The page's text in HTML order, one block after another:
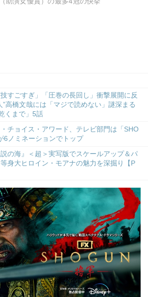
技すごすぎ」「圧巻の長回し」衝撃展開に反
”高橋文哉には「マジで読めない」謎深まる
くまで」5話
チョイス・アワード、テレビ部門は「SHO
6ノミネーションでトップ
説の海』＜超＞実写版でスケールアップ＆パ
身大ヒロイン・モアナの魅力を深掘り【P